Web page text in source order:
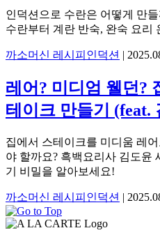
인덕션으로 수란은 어떻게 만
수란부터 계란 반숙, 완숙 요리
까소머신 레시피 인덕션 |
레어? 미디엄 웰던?
테이크 만들기 (feat.
집에서 스테이크를 미디움 레
야 할까요? 흑백요리사 김도윤
기 비밀을 알아보세요!
까소머신 레시피 인덕션 |